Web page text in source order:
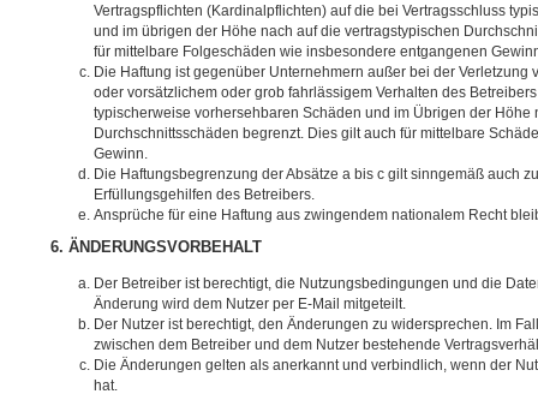
Vertragspflichten (Kardinalpflichten) auf die bei Vertragsschluss
und im übrigen der Höhe nach auf die vertragstypischen
für mittelbare Folgeschäden wie insbesondere entgangenen
Die Haftung ist gegenüber Unternehmern außer bei der Verletzung
oder vorsätzlichem oder grob fahrlässigem Verhalten des
typischerweise vorhersehbaren Schäden und im Übrigen der Höhe
Durchschnittsschäden begrenzt. Dies gilt auch für mittelbare
Gewinn.
Die Haftungsbegrenzung der Absätze a bis c gilt sinngemäß auch
Erfüllungsgehilfen des Betreibers.
Ansprüche für eine Haftung aus zwingendem nationalem Recht
6. ÄNDERUNGSVORBEHALT
Der Betreiber ist berechtigt, die Nutzungsbedingungen und die
Änderung wird dem Nutzer per E-Mail mitgeteilt.
Der Nutzer ist berechtigt, den Änderungen zu widersprechen. Im
zwischen dem Betreiber und dem Nutzer bestehende
Die Änderungen gelten als anerkannt und verbindlich, wenn der
hat.